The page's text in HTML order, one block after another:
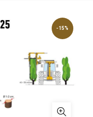
-15%